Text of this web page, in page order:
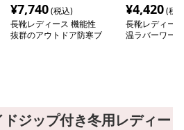
¥7,740(税込)
長靴レディース 機能性
抜群のアウトドア防寒ブ
¥4,420(税
長靴レディー
温ラバーワー
ジップ付き冬用レディー